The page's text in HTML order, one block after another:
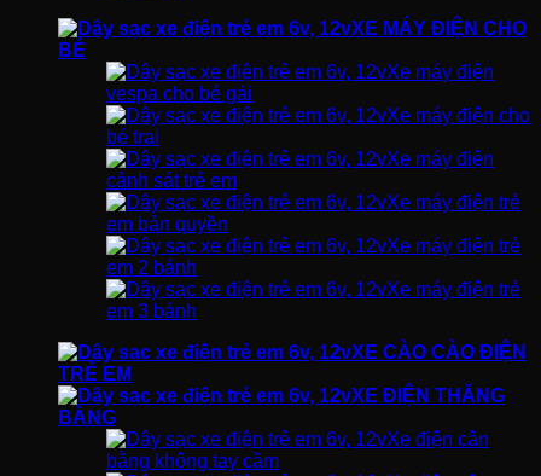
XE MÁY ĐIỆN CHO
BÉ
Xe máy điện
vespa cho bé gái
Xe máy điện cho
bé trai
Xe máy điện
cảnh sát trẻ em
Xe máy điện trẻ
em bản quyền
Xe máy điện trẻ
em 2 bánh
Xe máy điện trẻ
em 3 bánh
XE CÀO CÀO ĐIỆN
TRẺ EM
XE ĐIỆN THĂNG
BẰNG
Xe điện cân
bằng không tay cầm